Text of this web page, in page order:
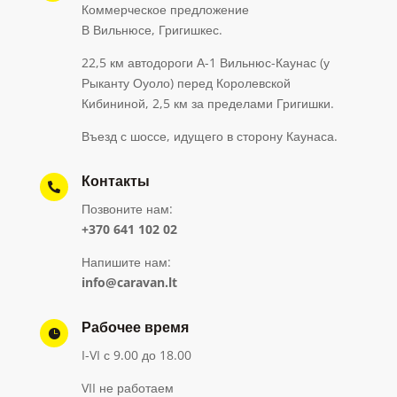
Коммерческое предложение
В Вильнюсе, Григишкес.
22,5 км автодороги А-1 Вильнюс-Каунас (у
Рыканту Оуоло) перед Королевской
Кибининой, 2,5 км за пределами Григишки.
Въезд с шоссе, идущего в сторону Каунаса.
 Контакты
Позвоните нам:
+370 641 102 02
Напишите нам:
info@caravan.lt
 Рабочее время
I-VI с 9.00 до 18.00
VII не работаем